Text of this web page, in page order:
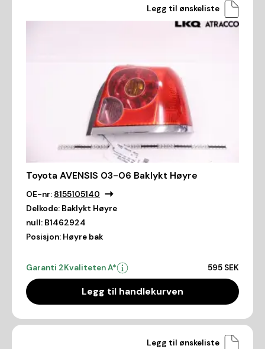
Legg til ønskeliste
Toyota AVENSIS 03-06 Baklykt Høyre
OE-nr: 8155105140
Delkode: Baklykt Høyre
null: B1462924
Posisjon: Høyre bak
Garanti 2Kvaliteten A* 595 SEK
Legg til handlekurven
Legg til ønskeliste